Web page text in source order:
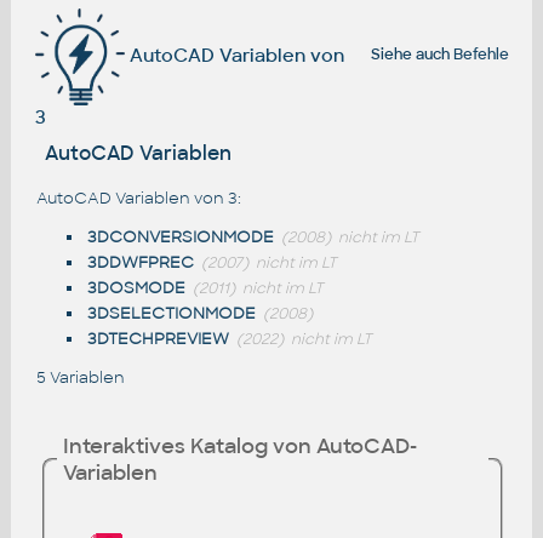
Siehe auchBefehle
AutoCAD Variablen von
3
AutoCAD Variablen
AutoCAD Variablen von 3:
3DCONVERSIONMODE (2008) nicht im LT
3DDWFPREC (2007) nicht im LT
3DOSMODE (2011) nicht im LT
3DSELECTIONMODE (2008)
3DTECHPREVIEW (2022) nicht im LT
5 Variablen
Interaktives Katalog von AutoCAD-
Variablen